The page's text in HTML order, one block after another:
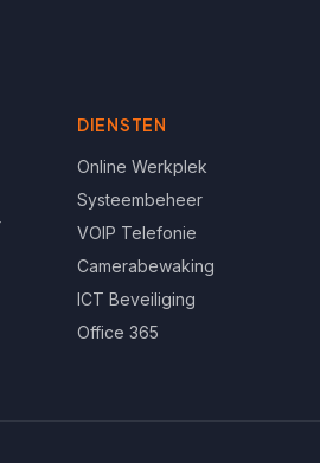
DIENSTEN
Online Werkplek
Systeembeheer
VOIP Telefonie
Camerabewaking
ICT Beveiliging
Office 365